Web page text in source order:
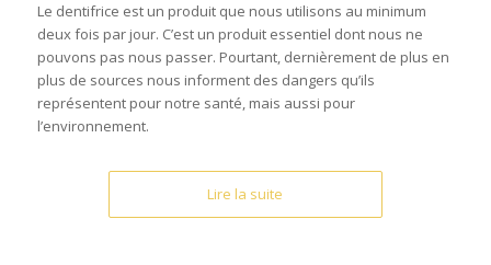
Le dentifrice est un produit que nous utilisons au minimum
deux fois par jour. C’est un produit essentiel dont nous ne
pouvons pas nous passer. Pourtant, dernièrement de plus en
plus de sources nous informent des dangers qu’ils
représentent pour notre santé, mais aussi pour
l’environnement.
Lire la suite